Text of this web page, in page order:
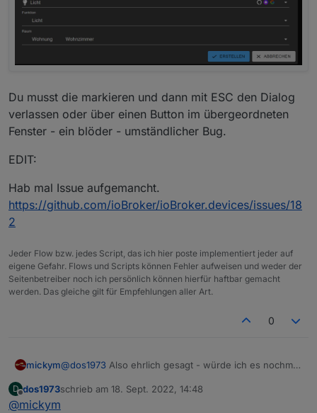
Du musst die markieren und dann mit ESC den Dialog
verlassen oder über einen Button im übergeordneten
Fenster - ein blöder - umständlicher Bug.
EDIT:
Hab mal Issue aufgemancht.
https://github.com/ioBroker/ioBroker.devices/issues/18
2
Jeder Flow bzw. jedes Script, das ich hier poste implementiert jeder auf
eigene Gefahr. Flows und Scripts können Fehler aufweisen und weder der
Seitenbetreiber noch ich persönlich können hierfür haftbar gemacht
werden. Das gleiche gilt für Empfehlungen aller Art.
0
mickym@dos1973 Also ehrlich gesagt - würde ich es nochmal
Du musst Dir erst mal den Geräte-Manager installieren
D
Offline
dos1973schrieb am 18. Sept. 2022, 14:48
zuletzt editiert von
@mickym